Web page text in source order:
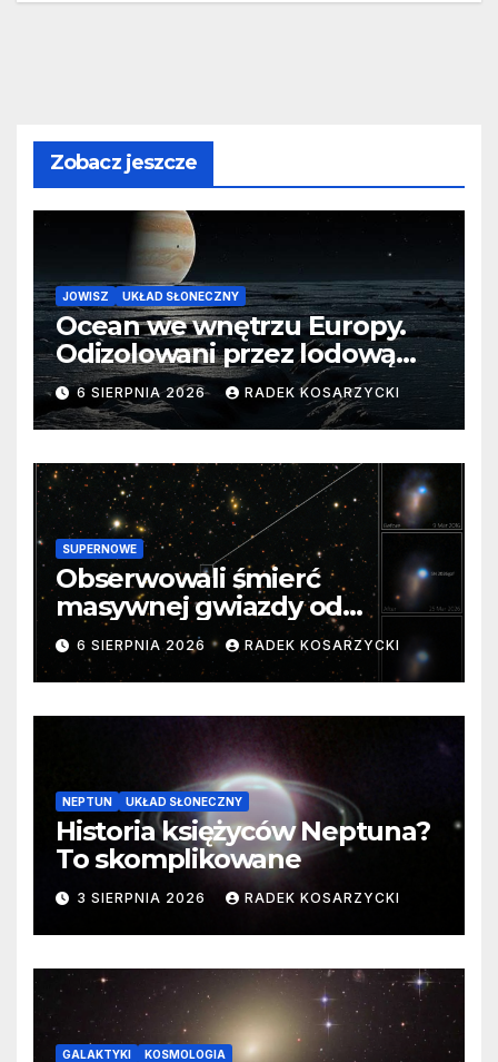
Zobacz jeszcze
JOWISZ UKŁAD SŁONECZNY
Ocean we wnętrzu Europy.
Odizolowani przez lodową
barierę
6 SIERPNIA 2026 RADEK KOSARZYCKI
SUPERNOWE
Obserwowali śmierć
masywnej gwiazdy od
samego początku. Niezwykle
cenne dane
6 SIERPNIA 2026 RADEK KOSARZYCKI
NEPTUN UKŁAD SŁONECZNY
Historia księżyców Neptuna?
To skomplikowane
3 SIERPNIA 2026 RADEK KOSARZYCKI
GALAKTYKI KOSMOLOGIA